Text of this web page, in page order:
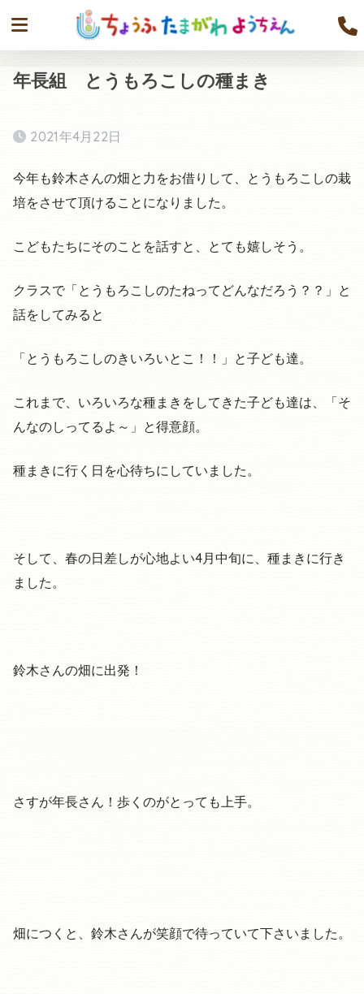
年長組 とうもろこしの種まき
2021年4月22日
今年も鈴木さんの畑と力をお借りして、とうもろこしの栽
培をさせて頂けることになりました。
こどもたちにそのことを話すと、とても嬉しそう。
クラスで「とうもろこしのたねってどんなだろう？？」と
話をしてみると
「とうもろこしのきいろいとこ！！」と子ども達。
これまで、いろいろな種まきをしてきた子ども達は、「そ
んなのしってるよ～」と得意顔。
種まきに行く日を心待ちにしていました。
そして、春の日差しが心地よい4月中旬に、種まきに行き
ました。
鈴木さんの畑に出発！
さすが年長さん！歩くのがとっても上手。
畑につくと、鈴木さんが笑顔で待っていて下さいました。